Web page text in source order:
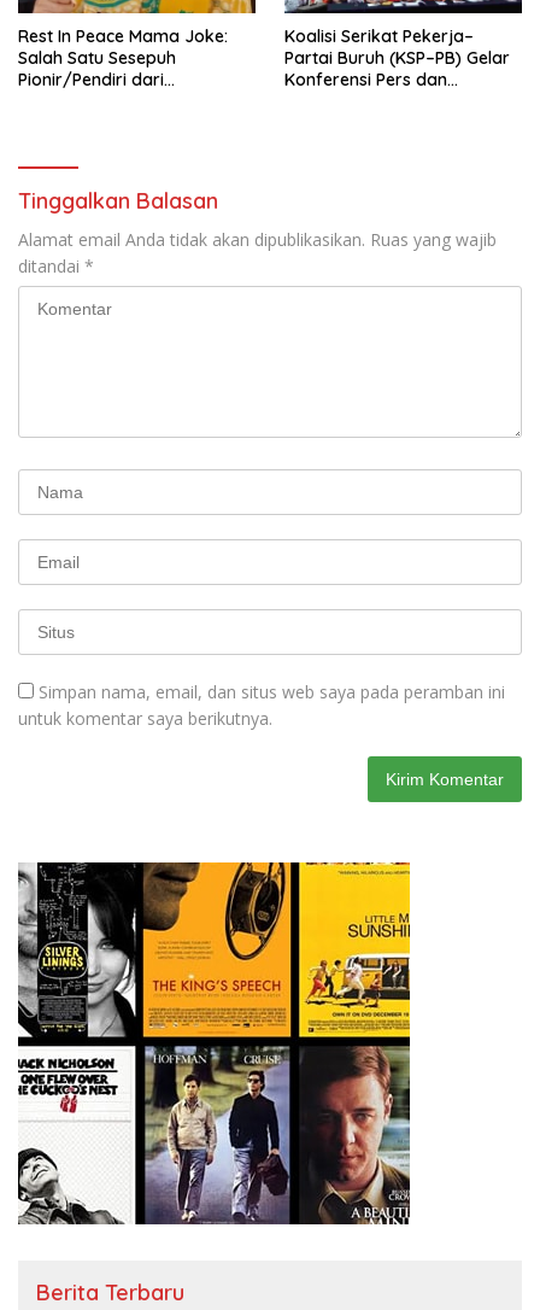
Rest In Peace Mama Joke:
Salah Satu Sesepuh
Pionir/Pendiri dari
Kasih Allah.
Koalisi Serikat Pekerja–
Partai Buruh (KSP–PB) Gelar
Konferensi Pers dan
Tinggalkan Balasan
Alamat email Anda tidak akan dipublikasikan. Ruas yang wajib
ditandai *
Simpan nama, email, dan situs web saya pada peramban ini
untuk komentar saya berikutnya.
Berita Terbaru